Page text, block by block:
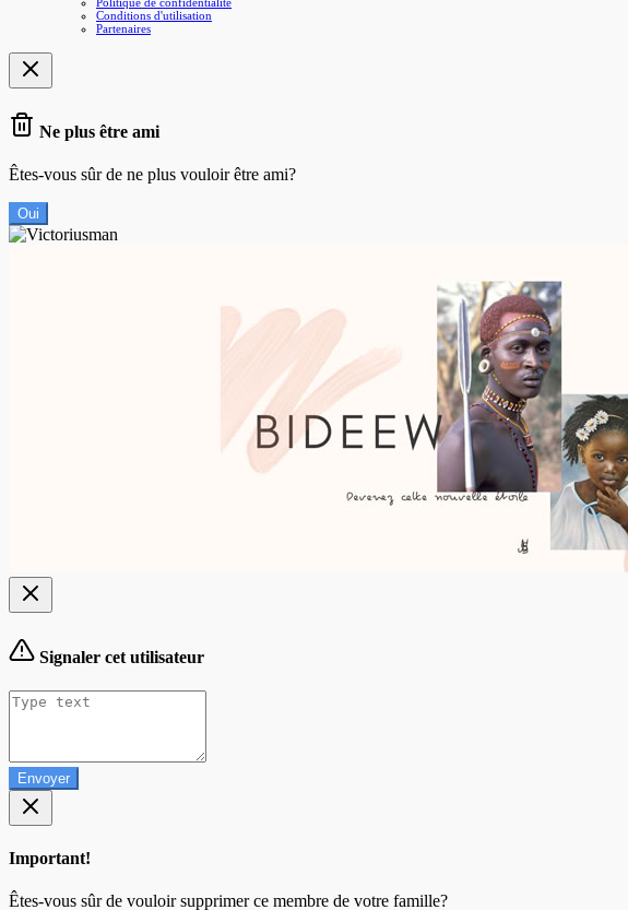
Conditions d'utilisation
Partenaires
Ne plus être ami
Êtes-vous sûr de ne plus vouloir être ami?
Oui
Signaler cet utilisateur
Envoyer
Important!
Êtes-vous sûr de vouloir supprimer ce membre de votre famille?